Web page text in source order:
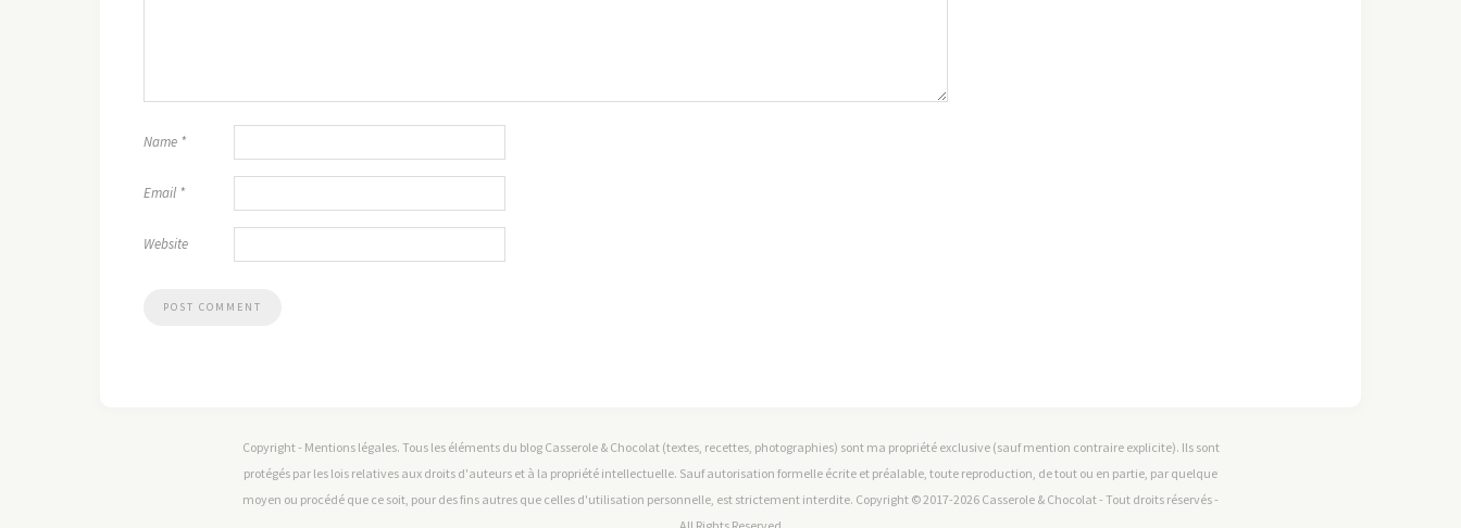
Name *
Email *
Website
Copyright - Mentions légales. Tous les éléments du blog Casserole & Chocolat (textes, recettes, photographies) sont ma propriété exclusive (sauf mention contraire explicite). Ils sont
protégés par les lois relatives aux droits d'auteurs et à la propriété intellectuelle. Sauf autorisation formelle écrite et préalable, toute reproduction, de tout ou en partie, par quelque
moyen ou procédé que ce soit, pour des fins autres que celles d'utilisation personnelle, est strictement interdite. Copyright © 2017-2026 Casserole & Chocolat - Tout droits réservés -